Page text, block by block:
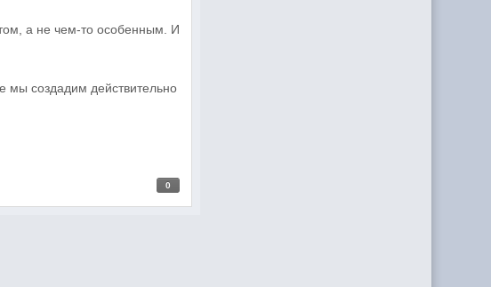
а не чем-то особенным. И
мы создадим действительно
0